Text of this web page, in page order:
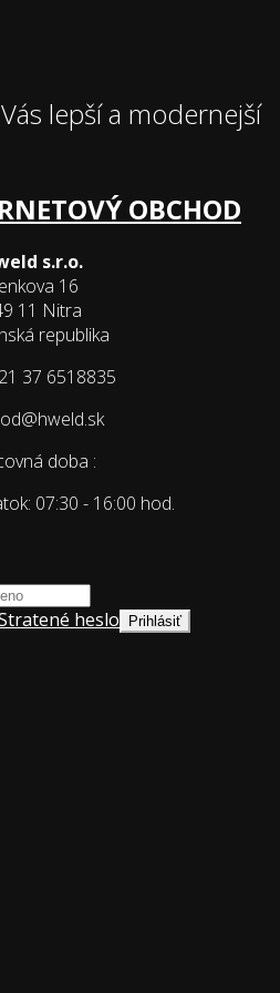
lepší a modernejší
OBCHOD
s.r.o.
16
11 Nitra
republika
37 6518835
doba :
07:30 - 16:00 hod.
heslo